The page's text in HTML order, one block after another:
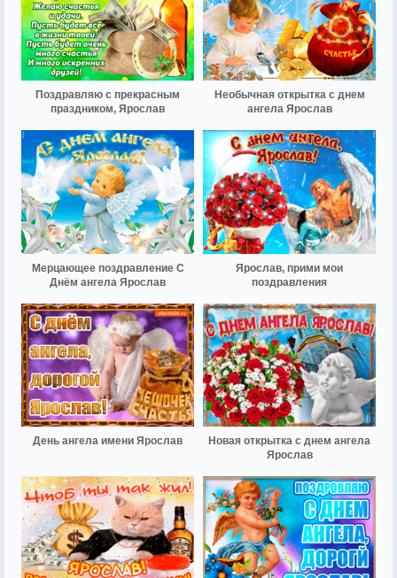
Поздравляю с прекрасным
праздником, Ярослав
Необычная открытка с днем
ангела Ярослав
Мерцающее поздравление С
Днём ангела Ярослав
Ярослав, прими мои
поздравления
День ангела имени Ярослав
Новая открытка с днем ангела
Ярослав